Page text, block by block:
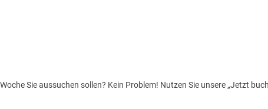
Sie aussuchen sollen? Kein Problem! Nutzen Sie unsere „Jetzt